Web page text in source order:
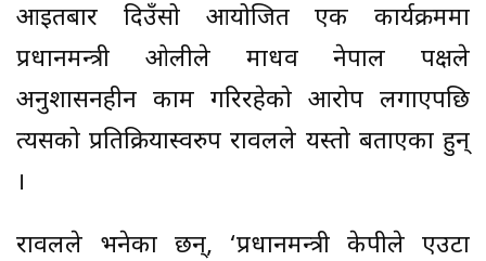
आइतबार दिउँसो आयोजित एक कार्यक्रममा
प्रधानमन्त्री ओलीले माधव नेपाल पक्षले
अनुशासनहीन काम गरिरहेको आरोप लगाएपछि
त्यसको प्रतिक्रियास्वरुप रावलले यस्तो बताएका हुन्
।
रावलले भनेका छन्, ‘प्रधानमन्त्री केपीले एउटा